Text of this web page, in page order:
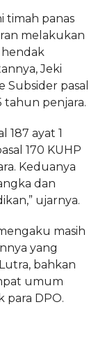
timah panas
melakukan
Jeki
Subsider pasal
tahun penjara.
187 ayat 1
170 KUHP
Keduanya
dan
ujarnya.
masih
yang
bahkan
umum
DPO.